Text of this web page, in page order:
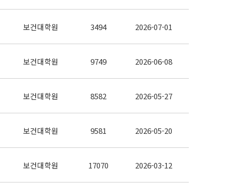
보건대학원 3494 2026-07-01
보건대학원 9749 2026-06-08
보건대학원 8582 2026-05-27
보건대학원 9581 2026-05-20
보건대학원 17070 2026-03-12